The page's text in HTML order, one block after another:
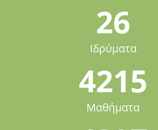
26
Ιδρύματα
4215
Μαθήματα